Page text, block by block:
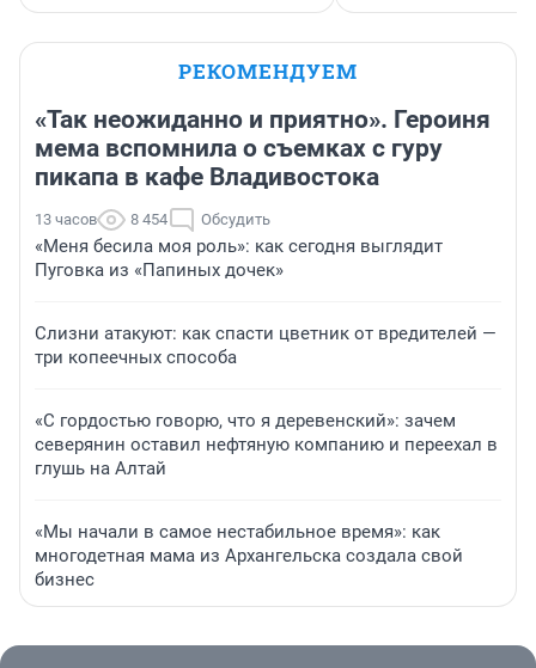
РЕКОМЕНДУЕМ
«Так неожиданно и приятно». Героиня
мема вспомнила о съемках с гуру
пикапа в кафе Владивостока
13 часов 8 454 Обсудить
«Меня бесила моя роль»: как сегодня выглядит
Пуговка из «Папиных дочек»
Слизни атакуют: как спасти цветник от вредителей —
три копеечных способа
«С гордостью говорю, что я деревенский»: зачем
северянин оставил нефтяную компанию и переехал в
глушь на Алтай
«Мы начали в самое нестабильное время»: как
многодетная мама из Архангельска создала свой
бизнес